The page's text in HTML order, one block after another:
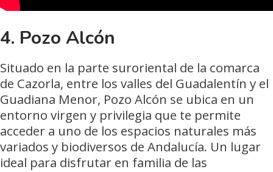
4. Pozo Alcón
Situado en la parte suroriental de la comarca
de Cazorla, entre los valles del Guadalentín y el
Guadiana Menor, Pozo Alcón se ubica en un
entorno virgen y privilegia que te permite
acceder a uno de los espacios naturales más
variados y biodiversos de Andalucía. Un lugar
ideal para disfrutar en familia de las